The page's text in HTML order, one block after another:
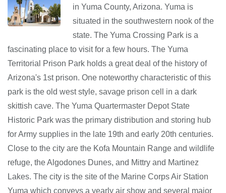
in Yuma County, Arizona. Yuma is
situated in the southwestern nook of the
state. The Yuma Crossing Park is a
fascinating place to visit for a few hours. The Yuma
Territorial Prison Park holds a great deal of the history of
Arizona's 1st prison. One noteworthy characteristic of this
park is the old west style, savage prison cell in a dark
skittish cave. The Yuma Quartermaster Depot State
Historic Park was the primary distribution and storing hub
for Army supplies in the late 19th and early 20th centuries.
Close to the city are the Kofa Mountain Range and wildlife
refuge, the Algodones Dunes, and Mittry and Martinez
Lakes. The city is the site of the Marine Corps Air Station
Yuma which conveys a yearly air show and several major